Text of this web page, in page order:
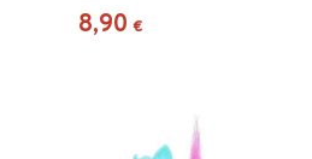
8,90 €